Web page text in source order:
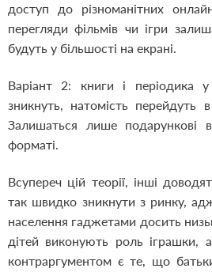
доступ до різноманітних
перегляди фільмів чи ігри
будуть у більшості на екрані.
Варіант 2: книги і періодика
зникнуть, натомість перейдуть
Залишаться лише подарункові
форматі.
Всупереч цій теорії, інші
так швидко зникнути з ринку,
населення гаджетами досить
дітей виконують роль
контраргументом є те, що